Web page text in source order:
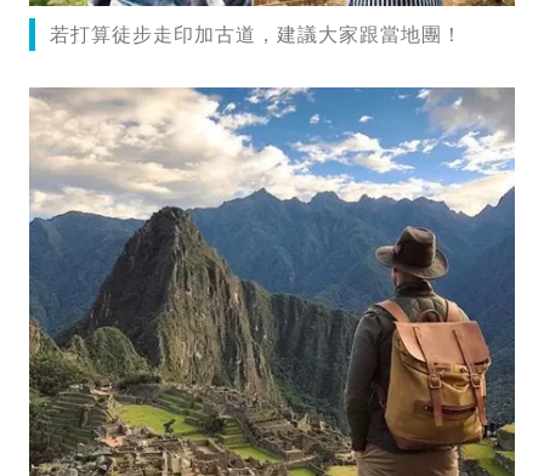
若打算徒步走印加古道，建議大家跟當地團！